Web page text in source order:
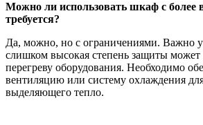
Можно ли использовать шкаф с более
требуется?
Да, можно, но с ограничениями. Важно
слишком высокая степень защиты может
перегреву оборудования. Необходимо
вентиляцию или систему охлаждения
выделяющего тепло.